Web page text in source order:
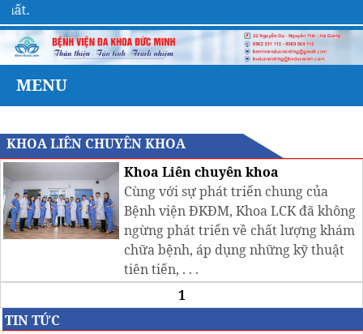
MENU
KHOA LIÊN CHUYÊN KHOA
Khoa Liên chuyên khoa
Cùng với sự phát triển chung của
Bệnh viện ĐKĐM, Khoa LCK đã không
ngừng phát triển về chất lượng khám
chữa bệnh, áp dụng những kỹ thuật
tiên tiến, . . .
1
TIN TỨC